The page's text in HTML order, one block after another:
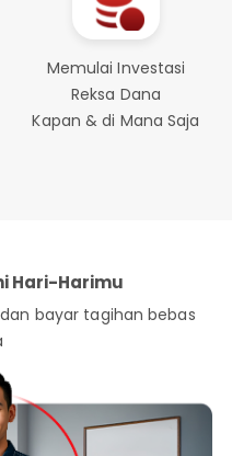
Memulai Investasi
Reksa Dana
Kapan & di Mana Saja
Hari-Harimu
bayar tagihan bebas